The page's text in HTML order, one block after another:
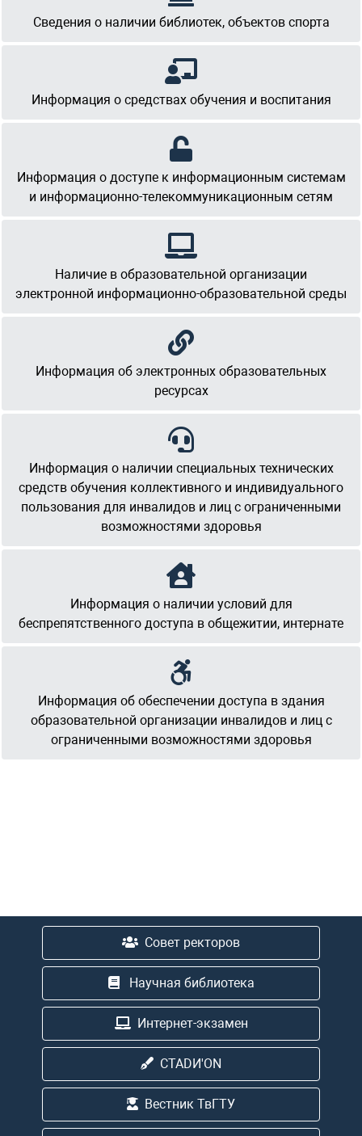
Сведения о наличии библиотек, объектов спорта
Информация о средствах обучения и воспитания
Информация о доступе к информационным системам
и информационно-телекоммуникационным сетям
Наличие в образовательной организации
электронной информационно-образовательной среды
Информация об электронных образовательных
ресурсах
Информация о наличии специальных технических
средств обучения коллективного и индивидуального
пользования для инвалидов и лиц с ограниченными
возможностями здоровья
Информация о наличии условий для
беспрепятственного доступа в общежитии, интернате
Информация об обеспечении доступа в здания
образовательной организации инвалидов и лиц с
ограниченными возможностями здоровья
Совет ректоров
Научная библиотека
Интернет-экзамен
CTADИ'ON
Вестник ТвГТУ